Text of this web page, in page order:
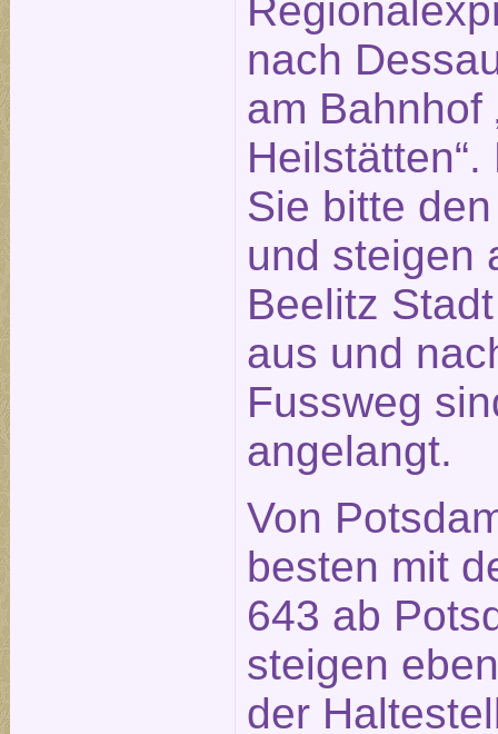
nach
am Bahnhof
Sie bitte
und steigen
Beelitz
aus und
Fussweg
angelangt.
Von
besten mit
643 ab
steigen
der